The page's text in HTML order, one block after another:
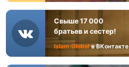
Свыше 17 000
братьев и сестер!
Islam.Global в ВКонтакте